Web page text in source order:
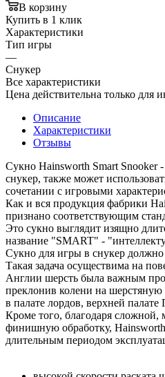
В корзину
Купить в 1 клик
Характеристики
Тип игры
—
Снукер
Все характеристики
Цена действительна только для
Описание
Характеристики
Отзывы
Сукно Hainsworth Smart Snooker
снукер, также может
сочетании с игровыми
Как и вся продукция фабрики
признано соответствующим
Это сукно выглядит изящно
название "SMART" -
Сукно для игры в снукер
Такая задача осуществима на
Англии шерсть была важным
преклонив колени на шерстяную
в палате лордов, верхней
Кроме того, благодаря сложной,
финишную обработку, Hainsworth
длительным периодом